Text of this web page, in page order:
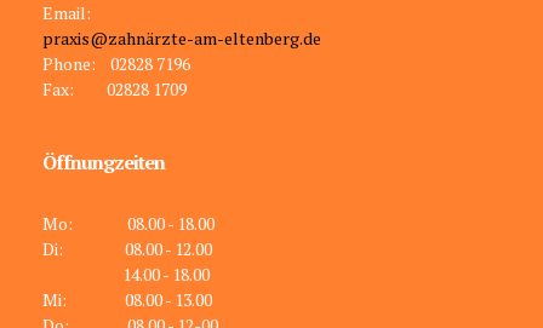
Email:
praxis@zahnärzte-am-eltenberg.de
Phone: 02828 7196
Fax: 02828 1709
Öffnungzeiten
Mo:
08.00 - 18.00
Di: 08.00 - 12.00
14.00 - 18.00
Mi: 08.00 - 13.00